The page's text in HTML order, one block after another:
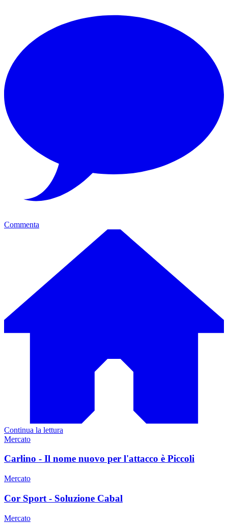
Commenta
Continua la lettura
Mercato
Carlino - Il nome nuovo per l'attacco è Piccoli
Mercato
Cor Sport - Soluzione Cabal
Mercato